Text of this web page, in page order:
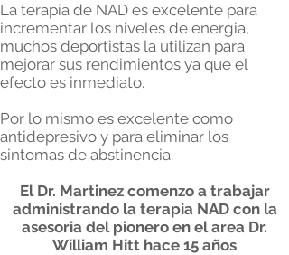
La terapia de NAD es excelente para
incrementar los niveles de energia,
muchos deportistas la utilizan para
mejorar sus rendimientos ya que el
efecto es inmediato.
Por lo mismo es excelente como
antidepresivo y para eliminar los
sintomas de abstinencia.
El Dr. Martinez comenzo a trabajar
administrando la terapia NAD con la
asesoria del pionero en el area Dr.
William Hitt hace 15 años